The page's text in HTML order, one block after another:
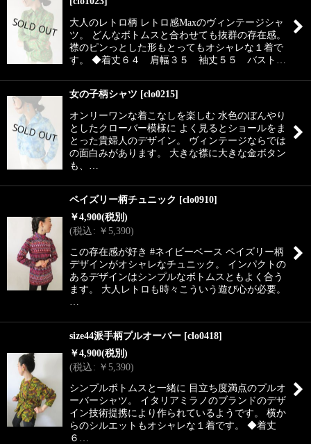
大人のレトロ柄 レトロ感Maxのヴィンテージシャ
ツ。 どんなボトムスと合わせても抜群の存在感。
襟のピンっとした形もとってもオシャレな１着で
す。 ◆着丈６４ 肩幅３５ 袖丈５５ バスト…
女の子柄シャツ [clo0215]
オンリーワンな着こなしを楽しむ 水色のぼんやり
としたクローバー模様に よく見るとショールをま
とった貴婦人のデザイン。 ヴィンテージならでは
の面白みがあります。 大きな襟に大きな金ボタン
も、…
ペイズリー柄チュニック [clo0910]
￥4,900(税別)
(税込: ￥5,390)
この存在感が好き #ネイビーベース ペイズリー柄
デザインがオシャレなチュニック。 インパクトの
あるデザインはシンプルなボトムスともよく合う
ます。 大人レトロも時々こういう遊び心が必要。
size44派手柄プルオーバー [clo0418]
￥4,900(税別)
(税込: ￥5,390)
シンプルボトムスと一緒に 目立ち度満点のプルオ
ーバーシャツ。 イタリアミラノのブランドのデザ
イン技術提携により作られているようです。 横か
らのシルエットもオシャレな１着です。 ◆着丈
６…